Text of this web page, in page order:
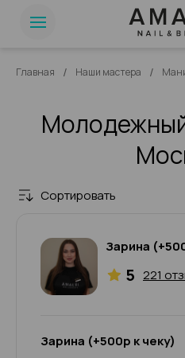
Главная / Наши мастера /
Сортировать
Зарина
5 221
Зарина (+500р к чеку)